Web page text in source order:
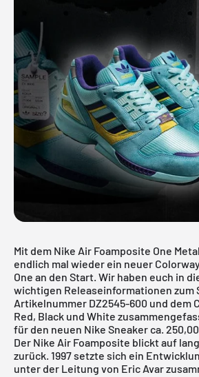
Mit dem Nike Air Foamposite One
endlich mal wieder ein neuer
One an den Start. Wir haben euch in
wichtigen Releaseinformationen zum
Artikelnummer DZ2545-600 und dem
Red, Black und White
für den neuen Nike Sneaker ca.
Der Nike Air Foamposite blickt auf
zurück. 1997 setzte sich ein
unter der Leitung von Eric Avar